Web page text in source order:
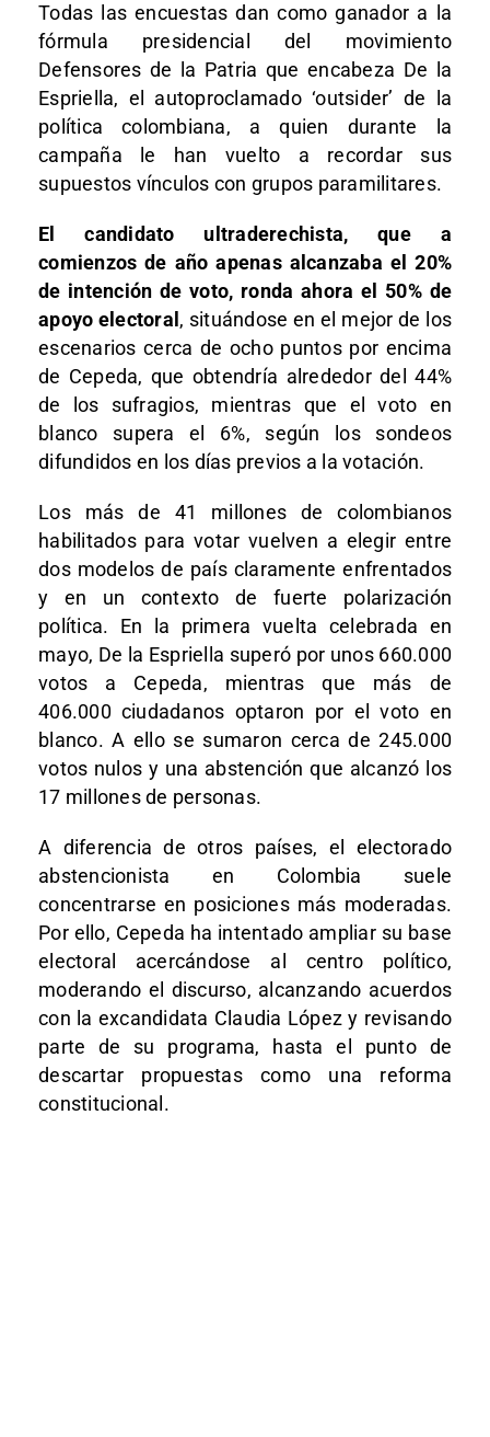
Todas las encuestas dan como ganador a la
fórmula presidencial del movimiento
Defensores de la Patria que encabeza De la
Espriella, el autoproclamado ‘outsider’ de la
política colombiana, a quien durante la
campaña le han vuelto a recordar sus
supuestos vínculos con grupos paramilitares.
El candidato ultraderechista, que a
comienzos de año apenas alcanzaba el 20%
de intención de voto, ronda ahora el 50% de
apoyo electoral , situándose en el mejor de los
escenarios cerca de ocho puntos por encima
de Cepeda, que obtendría alrededor del 44%
de los sufragios, mientras que el voto en
blanco supera el 6%, según los sondeos
difundidos en los días previos a la votación.
Los más de 41 millones de colombianos
habilitados para votar vuelven a elegir entre
dos modelos de país claramente enfrentados
y en un contexto de fuerte polarización
política. En la primera vuelta celebrada en
mayo, De la Espriella superó por unos 660.000
votos a Cepeda, mientras que más de
406.000 ciudadanos optaron por el voto en
blanco. A ello se sumaron cerca de 245.000
votos nulos y una abstención que alcanzó los
17 millones de personas.
A diferencia de otros países, el electorado
abstencionista en Colombia suele
concentrarse en posiciones más moderadas.
Por ello, Cepeda ha intentado ampliar su base
electoral acercándose al centro político,
moderando el discurso, alcanzando acuerdos
con la excandidata Claudia López y revisando
parte de su programa, hasta el punto de
descartar propuestas como una reforma
constitucional.